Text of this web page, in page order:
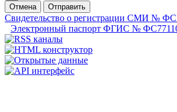
Отмена
Отправить
Свидетельство о регистрации СМИ №
Электронный паспорт ФГИС №